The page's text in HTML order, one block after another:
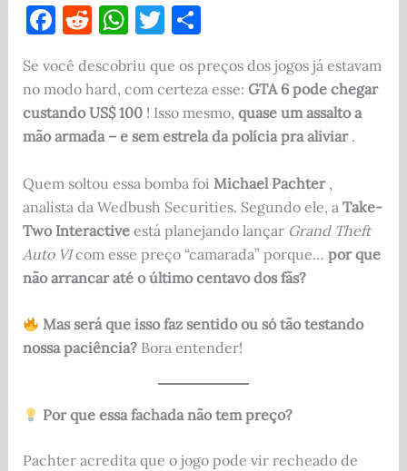
F
a
c
e
b
o
k
R
d
di
t
W
at
s
A
p
T
it
te
r
S
ar
e
Se você descobriu que os preços dos jogos já estavam
no modo hard, com certeza esse: GTA 6 pode chegar
custando US$ 100! Isso mesmo, quase um assalto a
mão armada – e sem estrela da polícia pra aliviar.
Quem soltou essa bomba foi Michael Pachter,
analista da Wedbush Securities. Segundo ele, a Take-
Two Interactiveestá planejando lançar Grand Theft
Auto VIcom esse preço “camarada” porque… por que
não arrancar até o último centavo dos fãs?
Mas será que isso faz sentido ou só tão testando
nossa paciência?Bora entender!
Por que essa fachada não tem preço?
Pachter acredita que o jogo pode vir recheado de